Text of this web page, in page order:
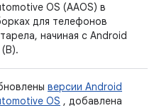
OS (AAOS) в
для телефонов
начиная с Android
(B).
версии Android
OS , добавлена ​​